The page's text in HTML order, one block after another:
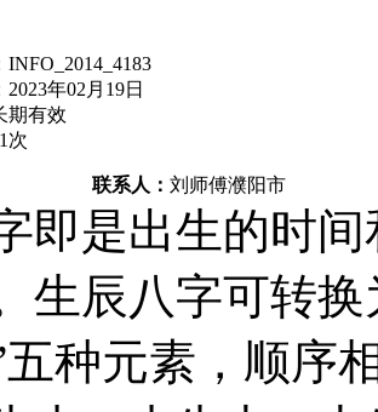
INFO_2014_4183
2023年02月19日
期有效
次
联系人： 刘师傅濮阳市
即是出生的时
生辰八字可转
五种元素，顺序